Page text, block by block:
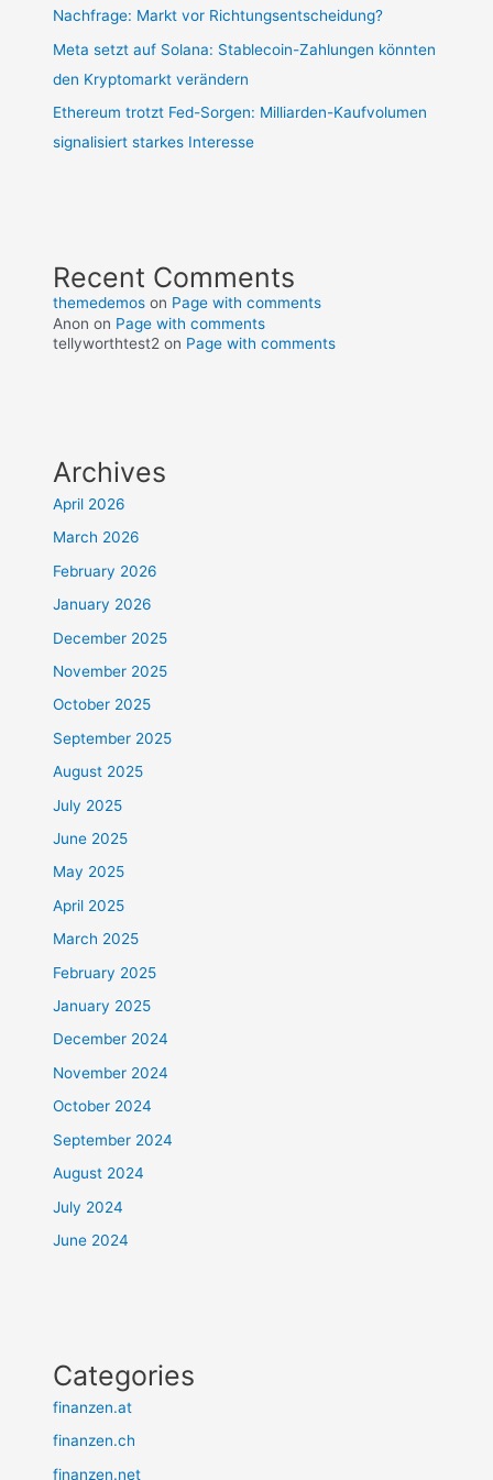
Nachfrage: Markt vor Richtungsentscheidung?
Meta setzt auf Solana: Stablecoin-Zahlungen könnten
den Kryptomarkt verändern
Ethereum trotzt Fed-Sorgen: Milliarden-Kaufvolumen
signalisiert starkes Interesse
Recent Comments
themedemos on Page with comments
Anon on Page with comments
tellyworthtest2 on Page with comments
Archives
April 2026
March 2026
February 2026
January 2026
December 2025
November 2025
October 2025
September 2025
August 2025
July 2025
June 2025
May 2025
April 2025
March 2025
February 2025
January 2025
December 2024
November 2024
October 2024
September 2024
August 2024
July 2024
June 2024
Categories
finanzen.at
finanzen.ch
finanzen.net